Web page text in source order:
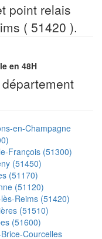
point relais
( 51420 ).
en 48H
en-Champagne
François (51300)
(51450)
(51170)
(51120)
Reims (51420)
(51510)
(51600)
Courcelles